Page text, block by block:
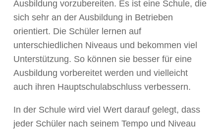
Ausbildung vorzubereiten. Es ist eine Schule, die
sich sehr an der Ausbildung in Betrieben
orientiert. Die Schüler lernen auf
unterschiedlichen Niveaus und bekommen viel
Unterstützung. So können sie besser für eine
Ausbildung vorbereitet werden und vielleicht
auch ihren Hauptschulabschluss verbessern.
In der Schule wird viel Wert darauf gelegt, dass
jeder Schüler nach seinem Tempo und Niveau